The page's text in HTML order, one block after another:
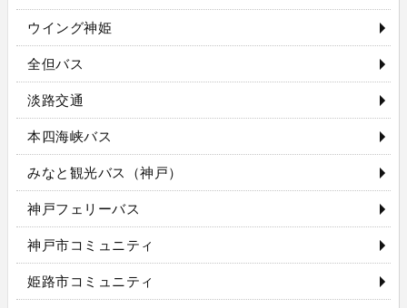
ウイング神姫
全但バス
淡路交通
本四海峡バス
みなと観光バス（神戸）
神戸フェリーバス
神戸市コミュニティ
姫路市コミュニティ